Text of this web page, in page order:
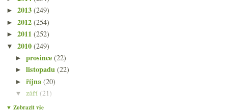
► 2013 (249)
► 2012 (254)
► 2011 (252)
▼ 2010 (249)
►prosince(22)
►listopadu(22)
►října(20)
▼září (21)
Úvod do saké I. – Výroba krok za krokem
▼ Zobrazit vše